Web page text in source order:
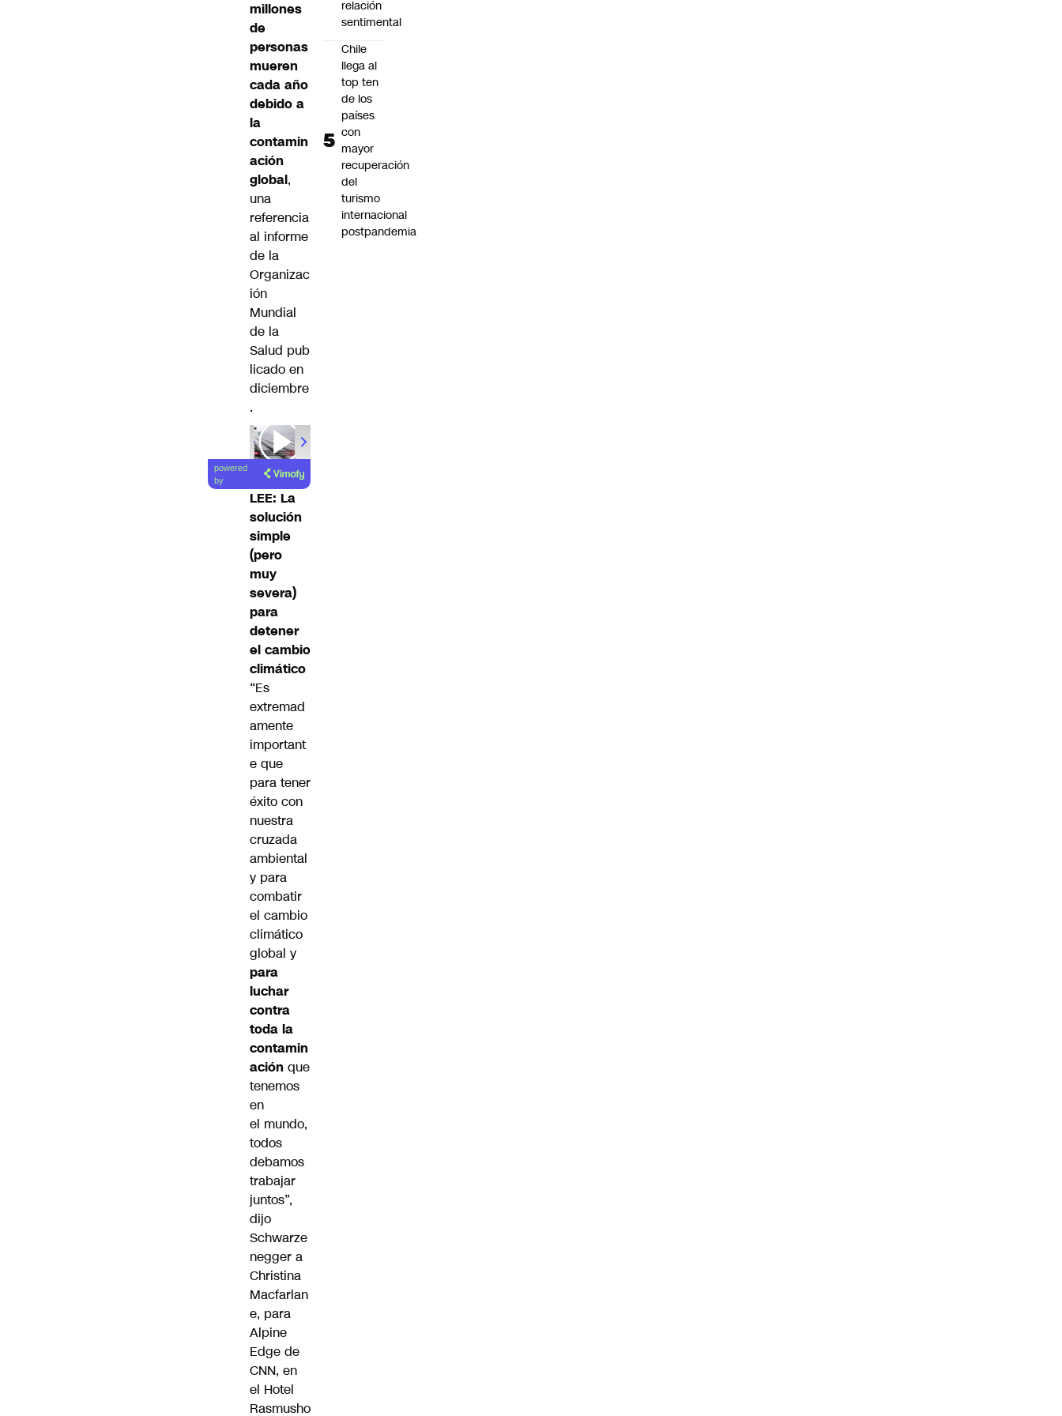
millones
de
personas
mueren
cada año
debido a
la
contamin
ación
global,
una
referencia
al informe
de la
Organizac
ión
Mundial
de la
Salud pub
licado en
diciembre
.
powered
by
LEE: La
solución
simple
(pero
muy
severa)
para
detener
el cambio
climático
“Es
extremad
amente
important
e que
para tener
éxito con
nuestra
cruzada
ambiental
y para
combatir
el cambio
climático
global y
para
luchar
contra
toda la
contamin
ación que
tenemos
en
el mundo,
todos
debamos
trabajar
juntos”,
dijo
Schwarze
negger a
Christina
Macfarlan
e, para
Alpine
Edge de
CNN, en
el Hotel
Rasmusho
relación
sentimental
Chile
llega al
top ten
de los
países
con
mayor
recuperación
del
turismo
internacional
postpandemia